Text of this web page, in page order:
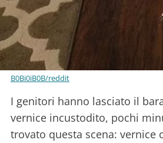
B0Bi0iB0B/reddit
I genitori hanno lasciato il
vernice incustodito, pochi
trovato questa scena: vernice